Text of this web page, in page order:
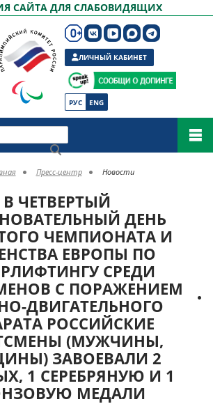
САЙТА ДЛЯ СЛАБОВИДЯЩИХ
РУС ENG
ЛИЧНЫЙ КАБИНЕТ
Пресс-центр Новости
В ЧЕТВЕРТЫЙ
ДЕНЬ
ЧЕМПИОНАТА И
ЕВРОПЫ ПО
СРЕДИ
С ПОРАЖЕНИЕМ
ДВИГАТЕЛЬНОГО
РОССИЙСКИЕ
(МУЖЧИНЫ,
ЗАВОЕВАЛИ 2
1 СЕРЕБРЯНУЮ И 1
МЕДАЛИ